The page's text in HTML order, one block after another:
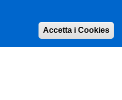
e Resilienza)
Accetta i Cookies